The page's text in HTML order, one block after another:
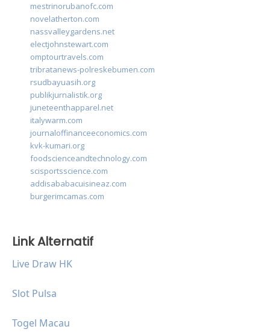
mestrinorubanofc.com
novelatherton.com
nassvalleygardens.net
electjohnstewart.com
omptourtravels.com
tribratanews-polreskebumen.com
rsudbayuasih.org
publikjurnalistik.org
juneteenthapparel.net
italywarm.com
journaloffinanceeconomics.com
kvk-kumari.org
foodscienceandtechnology.com
scisportsscience.com
addisababacuisineaz.com
burgerimcamas.com
Link Alternatif
Live Draw HK
Slot Pulsa
Togel Macau